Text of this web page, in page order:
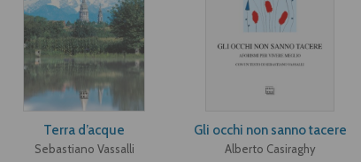
Terra d’acque
Sebastiano Vassalli
Gli occhi non sanno tacere
Alberto Casiraghy